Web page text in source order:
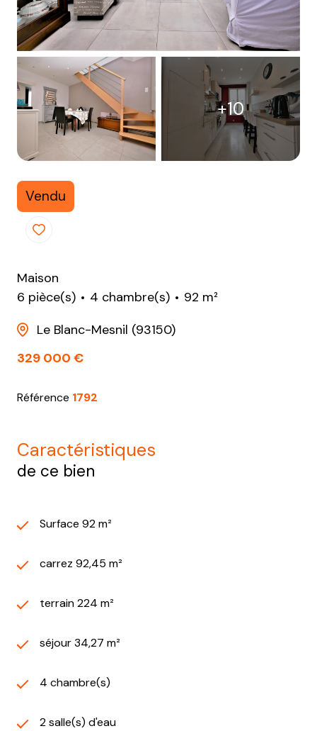
+10
Vendu
Maison
6 pièce(s)
4 chambre(s)
92 m²
Le Blanc-Mesnil (93150)
329 000 €
Référence 1792
caractéristiques
de ce bien
Surface 92 m²
carrez 92,45 m²
terrain 224 m²
séjour 34,27 m²
4 chambre(s)
2 salle(s) d'eau